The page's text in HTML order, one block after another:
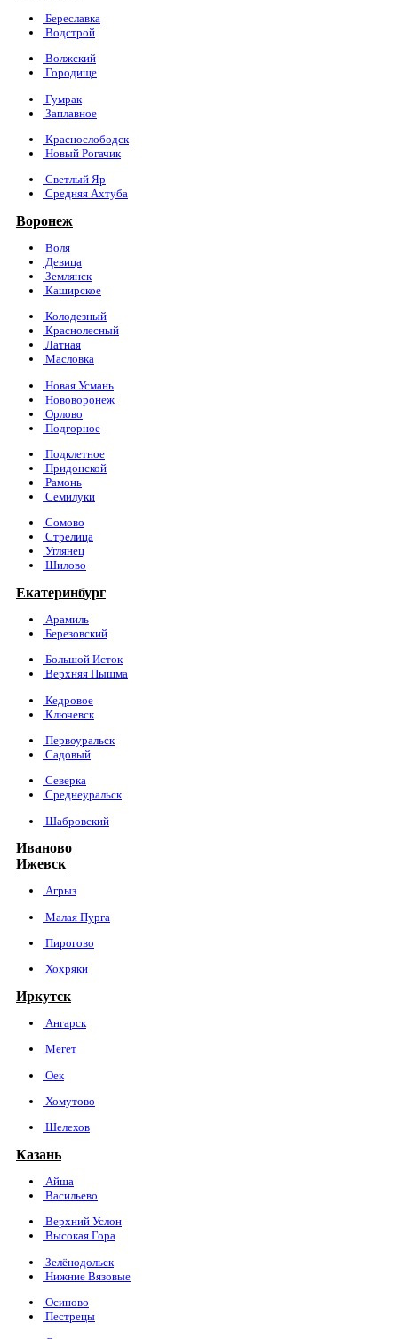
Береславка
Водстрой
Волжский
Городище
Гумрак
Заплавное
Краснослободск
Новый Рогачик
Светлый Яр
Средняя Ахтуба
Воронеж
Воля
Девица
Землянск
Каширское
Колодезный
Краснолесный
Латная
Масловка
Новая Усмань
Нововоронеж
Орлово
Подгорное
Подклетное
Придонской
Рамонь
Семилуки
Сомово
Стрелица
Углянец
Шилово
Екатеринбург
Арамиль
Березовский
Большой Исток
Верхняя Пышма
Кедровое
Ключевск
Первоуральск
Садовый
Северка
Среднеуральск
Шабровский
Иваново
Ижевск
Агрыз
Малая Пурга
Пирогово
Хохряки
Иркутск
Ангарск
Мегет
Оек
Хомутово
Шелехов
Казань
Айша
Васильево
Верхний Услон
Высокая Гора
Зелёнодольск
Нижние Вязовые
Осиново
Пестрецы